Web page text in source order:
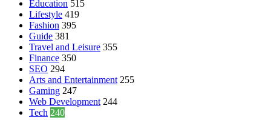
Education 515
Lifestyle 419
Fashion 395
Guide 381
Travel and Leisure 355
Finance 350
SEO 294
Arts and Entertainment 255
Gaming 247
Web Development 244
Tech 240